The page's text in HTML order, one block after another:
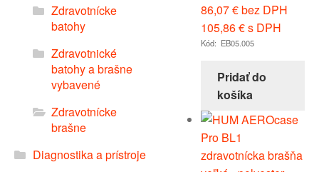
Zdravotnícke
batohy
Zdravotnické
batohy a brašne
vybavené
Zdravotnícke
brašne
Diagnostika a prístroje
86,07€bez DPH
105,86€s DPH
Kód: EB05.005
Pridať do
košíka